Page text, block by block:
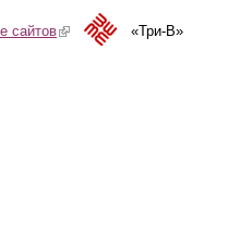
сайтов(link is external)«Три-В»